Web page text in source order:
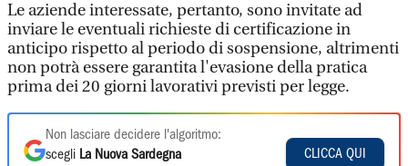
Le aziende interessate, pertanto, sono invitate ad
inviare le eventuali richieste di certificazione in
anticipo rispetto al periodo di sospensione, altrimenti
non potrà essere garantita l'evasione della pratica
prima dei 20 giorni lavorativi previsti per legge.
Non lasciare decidere l'algoritmo:
scegli La Nuova Sardegna
CLICCA QUI